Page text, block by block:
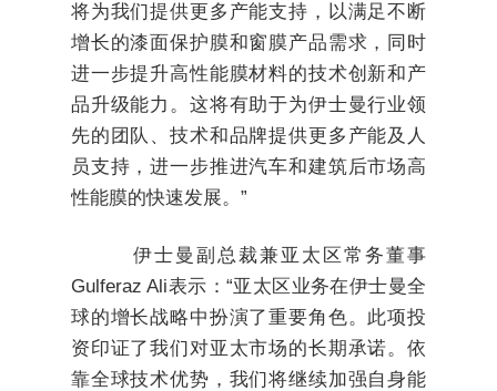
将为我们提供更多产能支持，以满足不断
增长的漆面保护膜和窗膜产品需求，同时
进一步提升高性能膜材料的技术创新和产
品升级能力。这将有助于为伊士曼行业领
先的团队、技术和品牌提供更多产能及人
员支持，进一步推进汽车和建筑后市场高
性能膜的快速发展。”
伊士曼副总裁兼亚太区常务董事
Gulferaz Ali表示：“亚太区业务在伊士曼全
球的增长战略中扮演了重要角色。此项投
资印证了我们对亚太市场的长期承诺。依
靠全球技术优势，我们将继续加强自身能